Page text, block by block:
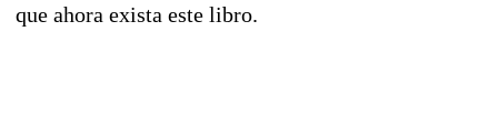
que ahora exista este libro.